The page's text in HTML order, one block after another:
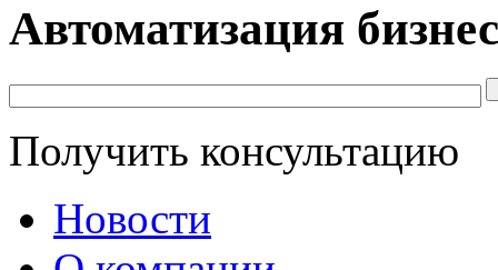
Автоматизация
Получить консультацию
Новости